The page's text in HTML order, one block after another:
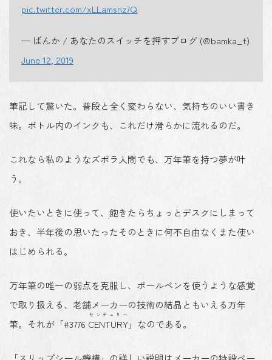
pic.twitter.com/xLLamsnz7Q
— ばんか / あなたのスイッチを押すブログ (@bamka_t)
June 12, 2019
筆記して驚いた。普段と全く変わらない、気持ちのいい書き
味。ボトル内のインクも、これだけ滑らかに流れるのだ。
これなら私のようなズボラ人間でも、万年筆を持つ夢が叶
う。
使いたいときに使って、飽きたらちょっとデスクにしまって
おき、半年後の思いたったそのときに何不自由なくまた使い
はじめられる。
万年筆の唯一の弱点を克服し、ボールペンを使うような感覚
で取り扱える、 老舗メーカーの技術の結晶ともいえる万年
筆。それが「#3776 CENTURY
センチュリー
」なのである。